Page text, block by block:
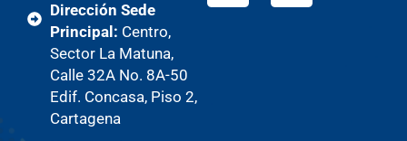
Dirección Sede
Principal: Centro,
Sector La Matuna,
Calle 32A No. 8A-50
Edif. Concasa, Piso 2,
Cartagena